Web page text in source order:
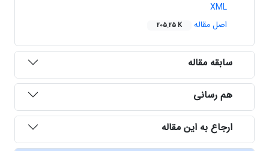
XML
اصل مقاله
205.25 K
سابقه مقاله
هم رسانی
ارجاع به این مقاله